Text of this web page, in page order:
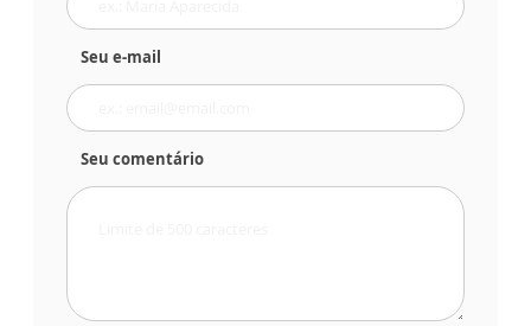
Seu e-mail
Seu comentário